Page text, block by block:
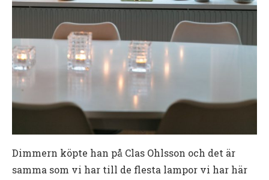
Dimmern köpte han på Clas Ohlsson och det är
samma som vi har till de flesta lampor vi har här